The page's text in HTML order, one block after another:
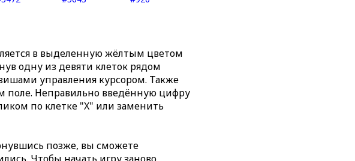
в выделенную жёлтым цветом
одну из девяти клеток рядом
управления курсором. Также
поле. Неправильно введённую цифру
по клетке "X" или заменить
позже, вы сможете